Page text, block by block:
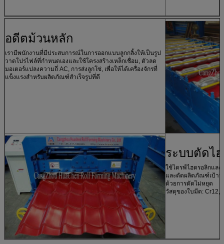
อดีตม้วนหลัก
เรามีพนักงานที่มีประสบการณ์ในการออกแบบลูกกลิ้งให้เป็นรูป
วาดโปรไฟล์ที่กำหนดเองและใช้โครงสร้างเหล็กเชื่อม, ตัวลด
มอเตอร์แปลงความถี่ AC, การส่งลูกโซ่, เพื่อให้ได้เครื่องจักรที่
แข็งแรงสำหรับผลิตภัณฑ์สำเร็จรูปที่ดี
ระบบตัดไ
ใช้ไดรฟ์ไฮดรอลิกแล
และตัดผลิตภัณฑ์เป้าห
ด้วยการตัดไม่หยุด
วัสดุของใบมีด: Cr12,